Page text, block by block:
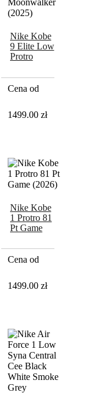
Nike Kobe
9 Elite Low
Protro
Jackson
Moonwalker
Cena od
1499.00 zł
Nike Kobe
1 Protro 81
Pt Game
Cena od
1499.00 zł